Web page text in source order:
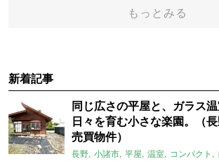
もっとみる
新着記事
同じ広さの平屋と、ガラス
日々を育む小さな楽園。（
売買物件）
長野 小諸市 平屋 温室 コンパクト